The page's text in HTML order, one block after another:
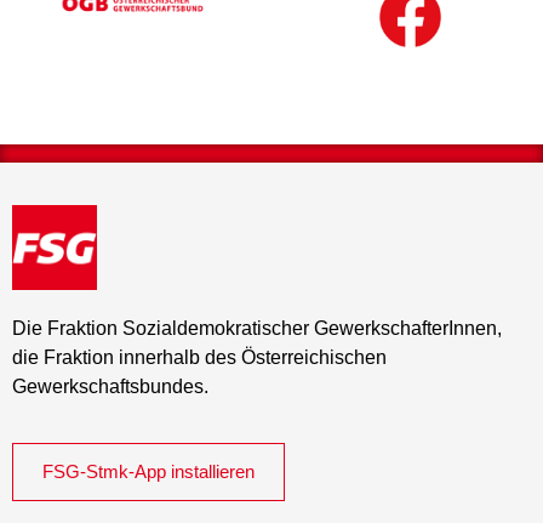
Die Fraktion Sozialdemokratischer GewerkschafterInnen,
die Fraktion innerhalb des Österreichischen
Gewerkschaftsbundes.
FSG-Stmk-App installieren